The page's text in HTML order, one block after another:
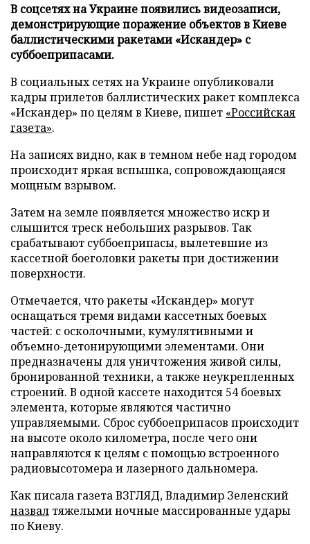
В соцсетях на Украине появились видеозаписи,
демонстрирующие поражение объектов в Киеве
баллистическими ракетами «Искандер» с
суббоеприпасами.
В социальных сетях на Украине опубликовали
кадры прилетов баллистических ракет комплекса
«Искандер» по целям в Киеве, пишет «Российская
газета».
На записях видно, как в темном небе над городом
происходит яркая вспышка, сопровождающаяся
мощным взрывом.
Затем на земле появляется множество искр и
слышится треск небольших разрывов. Так
срабатывают суббоеприпасы, вылетевшие из
кассетной боеголовки ракеты при достижении
поверхности.
Отмечается, что ракеты «Искандер» могут
оснащаться тремя видами кассетных боевых
частей: с осколочными, кумулятивными и
объемно-детонирующими элементами. Они
предназначены для уничтожения живой силы,
бронированной техники, а также неукрепленных
строений. В одной кассете находится 54 боевых
элемента, которые являются частично
управляемыми. Сброс суббоеприпасов происходит
на высоте около километра, после чего они
направляются к целям с помощью встроенного
радиовысотомера и лазерного дальномера.
Как писала газета ВЗГЛЯД, Владимир Зеленский
назвал тяжелыми ночные массированные удары
по Киеву.